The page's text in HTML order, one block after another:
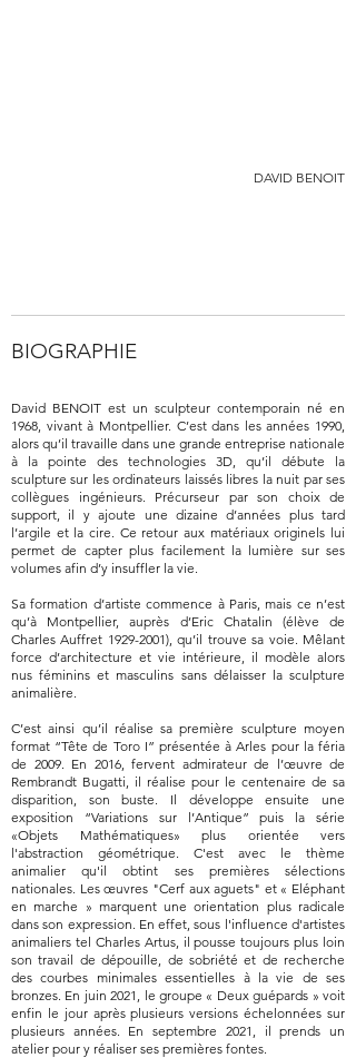
DAVID BENOIT
BIOGRAPHIE
David BENOIT est un sculpteur contemporain né en
1968, vivant à Montpellier. C’est dans les années 1990,
alors qu’il travaille dans une grande entreprise nationale
à la pointe des technologies 3D, qu’il débute la
sculpture sur les ordinateurs laissés libres la nuit par ses
collègues ingénieurs. Précurseur par son choix de
support, il y ajoute une dizaine d’années plus tard
l’argile et la cire. Ce retour aux matériaux originels lui
permet de capter plus facilement la lumière sur ses
volumes afin d’y insuffler la vie.
Sa formation d’artiste commence à Paris, mais ce n’est
qu’à Montpellier, auprès d’Eric Chatalin (élève de
Charles Auffret 1929-2001), qu’il trouve sa voie. Mêlant
force d’architecture et vie intérieure, il modèle alors
nus féminins et masculins sans délaisser la sculpture
animalière.
C’est ainsi qu’il réalise sa première sculpture moyen
format “Tête de Toro I” présentée à Arles pour la féria
de 2009. En 2016, fervent admirateur de l’œuvre de
Rembrandt Bugatti, il réalise pour le centenaire de sa
disparition, son buste. Il développe ensuite une
exposition “Variations sur l’Antique” puis la série
«Objets Mathématiques» plus orientée vers
l'abstraction géométrique. C'est avec le thème
animalier qu'il obtint ses premières sélections
nationales. Les œuvres "Cerf aux aguets" et « Eléphant
en marche » marquent une orientation plus radicale
dans son expression. En effet, sous l'influence d'artistes
animaliers tel Charles Artus, il pousse toujours plus loin
son travail de dépouille, de sobriété et de recherche
des courbes minimales essentielles à la vie de ses
bronzes. En juin 2021, le groupe « Deux guépards » voit
enfin le jour après plusieurs versions échelonnées sur
plusieurs années. En septembre 2021, il prends un
atelier pour y réaliser ses premières fontes.